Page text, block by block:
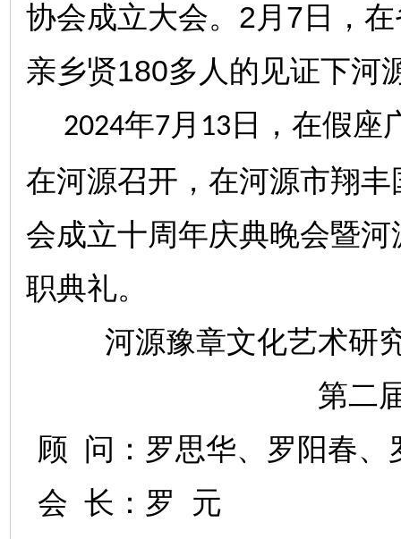
协会成立大会。2月7日，
亲乡贤180多人的见证下河
2024年7月 13 日，在假座
在河源召开，在河源市翔
会成立十周年庆典晚会暨河
职典礼。
河源豫章文化艺术研
第二
顾 问：罗思华、罗阳春
会 长：罗
元